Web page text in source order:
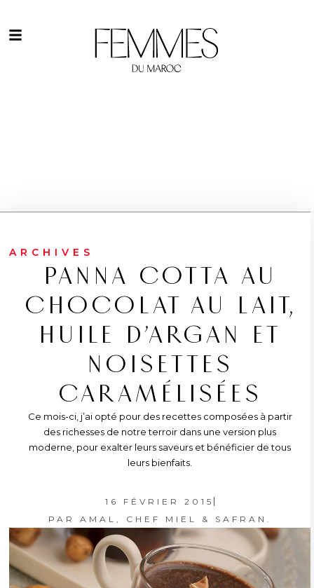
ARCHIVES
PANNA COTTA AU
CHOCOLAT AU LAIT,
HUILE D’ARGAN ET
NOISETTES
CARAMÉLISÉES
Ce mois-ci, j’ai opté pour des recettes composées à partir
des richesses de notre terroir dans une version plus
moderne, pour exalter leurs saveurs et bénéficier de tous
leurs bienfaits.
16 FÉVRIER 2015
PAR
AMAL, CHEF MIEL & SAFRAN.